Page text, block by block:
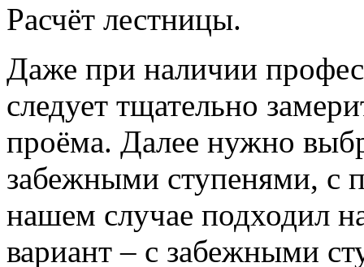
Расчёт лестницы.
Даже при наличии
следует тщательно
проёма. Далее нужно
забежными ступенями, с
нашем случае подходил
вариант – с забежными